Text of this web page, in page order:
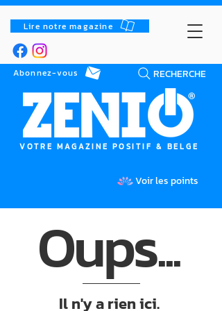
Lire notre magazine
RECHERCHE
Abonnez-vous
VOTRE MAGAZINE POSITIF & BELGE
Voir les points
Oups...
Il n'y a rien ici.